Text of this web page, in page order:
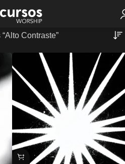
Contraste”